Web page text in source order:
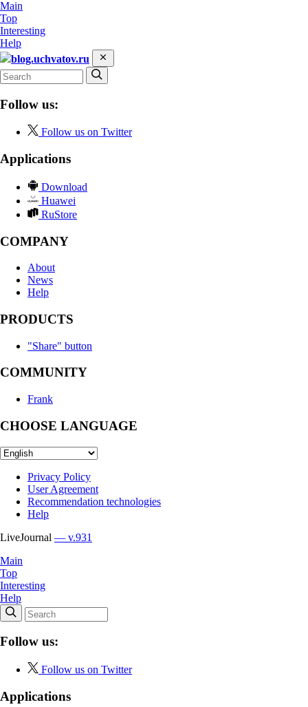
Main
Top
Interesting
Help
blog.uchvatov.ru
Follow us:
Follow us on Twitter
Applications
Download
Huawei
RuStore
COMPANY
About
News
Help
PRODUCTS
"Share" button
COMMUNITY
Frank
CHOOSE LANGUAGE
Privacy Policy
User Agreement
Recommendation technologies
Help
LiveJournal — v.931
Main
Top
Interesting
Help
Follow us:
Follow us on Twitter
Applications